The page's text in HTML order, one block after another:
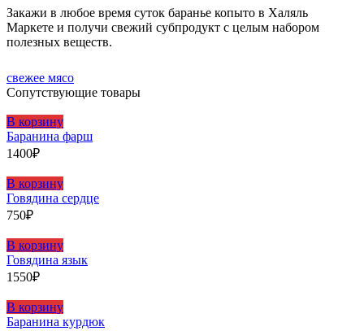
Закажи в любое время суток баранье копыто в Халяль
Маркете и получи свежий субпродукт с целым набором
полезных веществ.
свежее мясо
Сопутствующие товары
В корзину
Баранина фарш
1400₽
В корзину
Говядина сердце
750₽
В корзину
Говядина язык
1550₽
В корзину
Баранина курдюк